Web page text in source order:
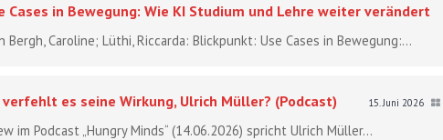
Cases in Bewegung: Wie KI Studium und Lehre weiter verändert
Bergh, Caroline; Lüthi, Riccarda: Blickpunkt: Use Cases in Bewegung:...
verfehlt es seine Wirkung, Ulrich Müller? (Podcast) 15. Juni 2026
im Podcast „Hungry Minds“ (14.06.2026) spricht Ulrich Müller...